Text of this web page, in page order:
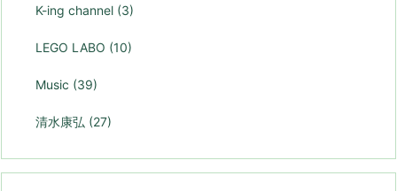
K-ing channel (3)
LEGO LABO (10)
Music (39)
清水康弘 (27)